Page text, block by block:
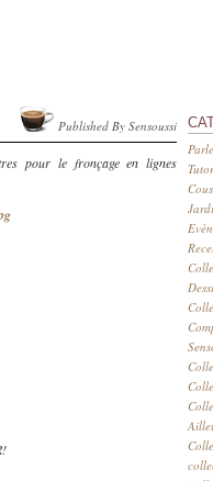
pour le fronçage en lignes
Published By Sensoussi